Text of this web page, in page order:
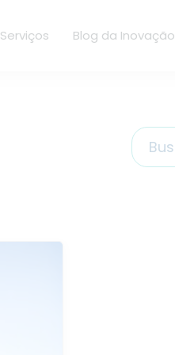
Serviços Blog da Inovação